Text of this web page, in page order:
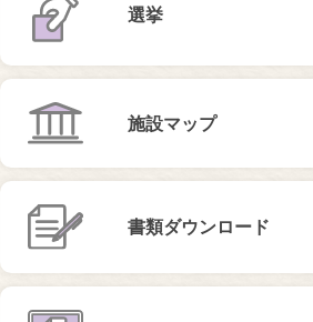
選挙
施設マップ
書類ダウンロード